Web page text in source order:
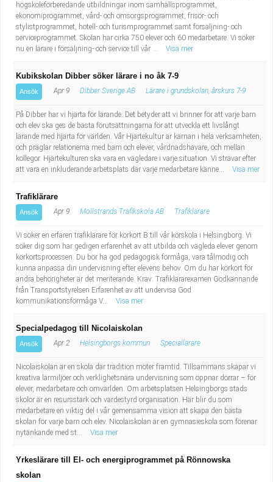
högskoleförberedande utbildningar inom samhällsprogrammet,
ekonomiprogrammet, vård- och omsorgsprogrammet, frisör- och
stylistprogrammet, hotell- och turismprogrammet samt försäljning- och
serviceprogrammet. Skolan har cirka 750 elever och 60 medarbetare. Vi söker
nu en lärare i försäljning- och service till vår ...
Visa mer
Kubikskolan Dibber söker lärare i no åk 7-9
Ansök Apr 9 Dibber Sverige AB Lärare i grundskolan, årskurs 7-9
På Dibber har vi hjärta för lärande. Det betyder att vi brinner för att varje barn
och elev ska ges de bästa förutsättningarna för att utveckla ett livslångt
lärande med hjärta för världen. Vår Hjärtekultur är kärnan i hela verksamheten,
och präglar relationerna med barn och elever, vårdnadshavare, och mellan
kollegor. Hjärtekulturen ska vara en vägledare i varje situation. Vi strävar efter
att vara en inkluderande arbetsplats där varje medarbetare känne...
Visa mer
Trafiklärare
Ansök Apr 9 Möllstrands Trafikskola AB Trafiklärare
Vi söker en erfaren trafiklärare för körkort B till vår körskola i Helsingborg. Vi
söker dig som har gedigen erfarenhet av att utbilda och vägleda elever genom
körkortsprocessen. Du bör ha god pedagogisk förmåga, vara tålmodig och
kunna anpassa din undervisning efter elevens behov. Om du har körkort för
andra behörigheter är det meriterande. Krav: Trafiklärarexamen Godkännande
från Transportstyrelsen Erfarenhet av att undervisa God
kommunikationsförmåga V...
Visa mer
Specialpedagog till Nicolaiskolan
Ansök Apr 2 Helsingborgs kommun Speciallärare
Nicolaiskolan är en skola där tradition möter framtid. Tillsammans skapar vi
kreativa lärmiljöer och verklighetsnära undervisning som öppnar dörrar – för
elever, medarbetare och omvärlden. Om arbetsplatsen Helsingborgs stads
skolor är en resursstark och värdestyrd organisation. Här blir du som
medarbetare en viktig del i vår gemensamma vision att skapa den bästa
skolan för varje barn och elev. Nicolaiskolan är en gymnasieskola som förenar
nytänkande med st...
Visa mer
Yrkeslärare till El- och energiprogrammet på Rönnowska
skolan